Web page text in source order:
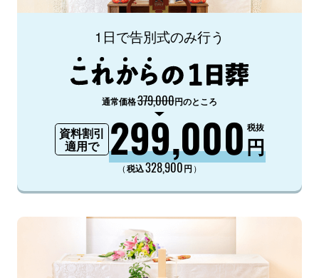
1日で告別式のみ行う
通常価格379,000円のところ
資料割引
適用で
299,000円
税抜
（税込328,900円 ）